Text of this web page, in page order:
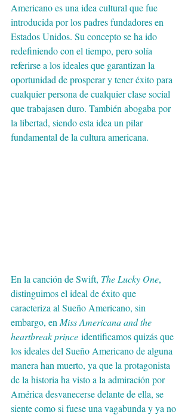
Americano es una idea cultural que fue
introducida por los padres fundadores en
Estados Unidos. Su concepto se ha ido
redefiniendo con el tiempo, pero solía
referirse a los ideales que garantizan la
oportunidad de prosperar y tener éxito para
cualquier persona de cualquier clase social
que trabajasen duro. También abogaba por
la libertad, siendo esta idea un pilar
fundamental de la cultura americana.
En la canción de Swift, The Lucky One,
distinguimos el ideal de éxito que
caracteriza al Sueño Americano, sin
embargo, en Miss Americana and the
heartbreak prince identificamos quizás que
los ideales del Sueño Americano de alguna
manera han muerto, ya que la protagonista
de la historia ha visto a la admiración por
América desvanecerse delante de ella, se
siente como si fuese una vagabunda y ya no